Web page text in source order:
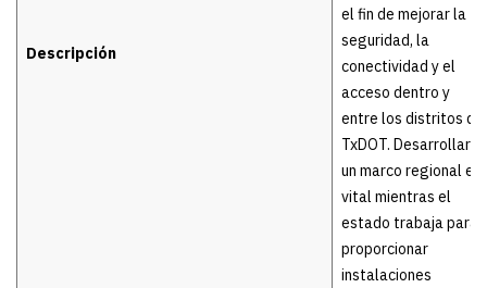
Descripción
el fin de mejorar la
seguridad, la
conectividad y el
acceso dentro y
entre los distritos de
TxDOT. Desarrollar
un marco regional es
vital mientras el
estado trabaja para
proporcionar
instalaciones